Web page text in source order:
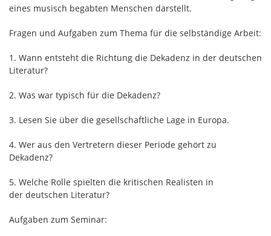
eines musisch begabten Menschen darstellt.
Fragen und Aufgaben zum Thema für die selbständige Arbeit:
1. Wann entsteht die Richtung die Dekadenz in der deutschen
Literatur?
2. Was war typisch für die Dekadenz?
3. Lesen Sie über die gesellschaftliche Lage in Europa.
4. Wer aus den Vertretern dieser Periode gehört zu
Dekadenz?
5. Welche Rolle spielten die kritischen Realisten in
der deutschen Literatur?
Aufgaben zum Seminar: